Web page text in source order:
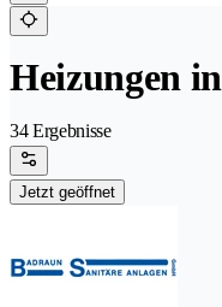
Heizungen
34 Ergebnisse
Jetzt geöffnet